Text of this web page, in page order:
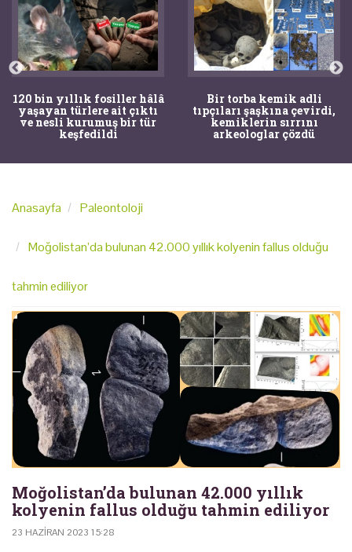
120 bin yıllık fosiller hâlâ
yaşayan türlere ait çıktı
ve nesli kurumuş bir tür
keşfedildi
Bir torba kemik adli
tıpçıları şaşkına çevirdi,
kemiklerin sırrını
arkeologlar çözdü
Anasayfa Paleontoloji
Moğolistan’da bulunan 42.000 yıllık kolyenin fallus olduğu
tahmin ediliyor
Moğolistan’da bulunan 42.000 yıllık
kolyenin fallus olduğu tahmin ediliyor
23 HAZIRAN 2023 15:28